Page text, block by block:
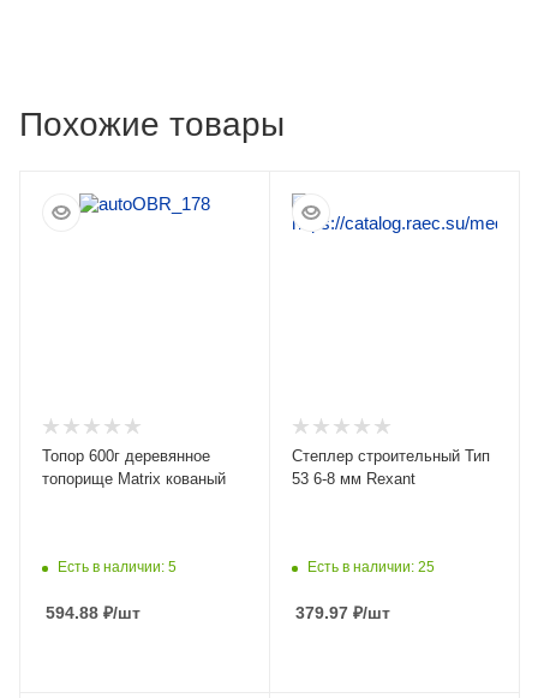
Похожие товары
Топор 600г деревянное
топорище Matrix кованый
Есть в наличии: 5
594.88 ₽/шт
Степлер строительный Тип
53 6-8 мм Rexant
Есть в наличии: 25
379.97 ₽/шт